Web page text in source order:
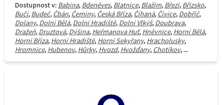
Dostupnost v: Babina, Bdeněves, Blatnice, Blažim, Březí, Břízsko,
Bučí, Budeč, Čbán, Čeminy, Česká Bříza, Číhaná, Čívice, Dobříč,
Dolany, Dolní Bělá, Dolní Hradiště, Dolní Vlkýš, Doubrava,
Dražeň, Druztová, Dýšina, Heřmanova Huť, Hněvnice, Horní Bělá,
Horní Bříza, Horní Hradiště, Horní Sekyřany, Hracholusky,
Hromnice, Hubenov, Hůrky, Hvozd, Hvožďany, Chotíkov, ...